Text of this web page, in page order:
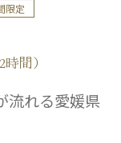
限定
間）
流れる愛媛県